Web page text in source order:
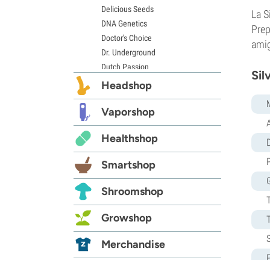
La
Delicious Seeds
DNA Genetics
Doctor's Choice
Dr. Underground
Dutch Passion
Elite Seeds
Exotic Seed
Expert Seeds
FastBuds
Female Seeds
French Touch Seeds
Garden of Green
GeneSeeds
G13 Labs
Grass-O-Matic
Headshop
Vaporshop
Healthshop
Smartshop
Shroomshop
Growshop
Merchandise